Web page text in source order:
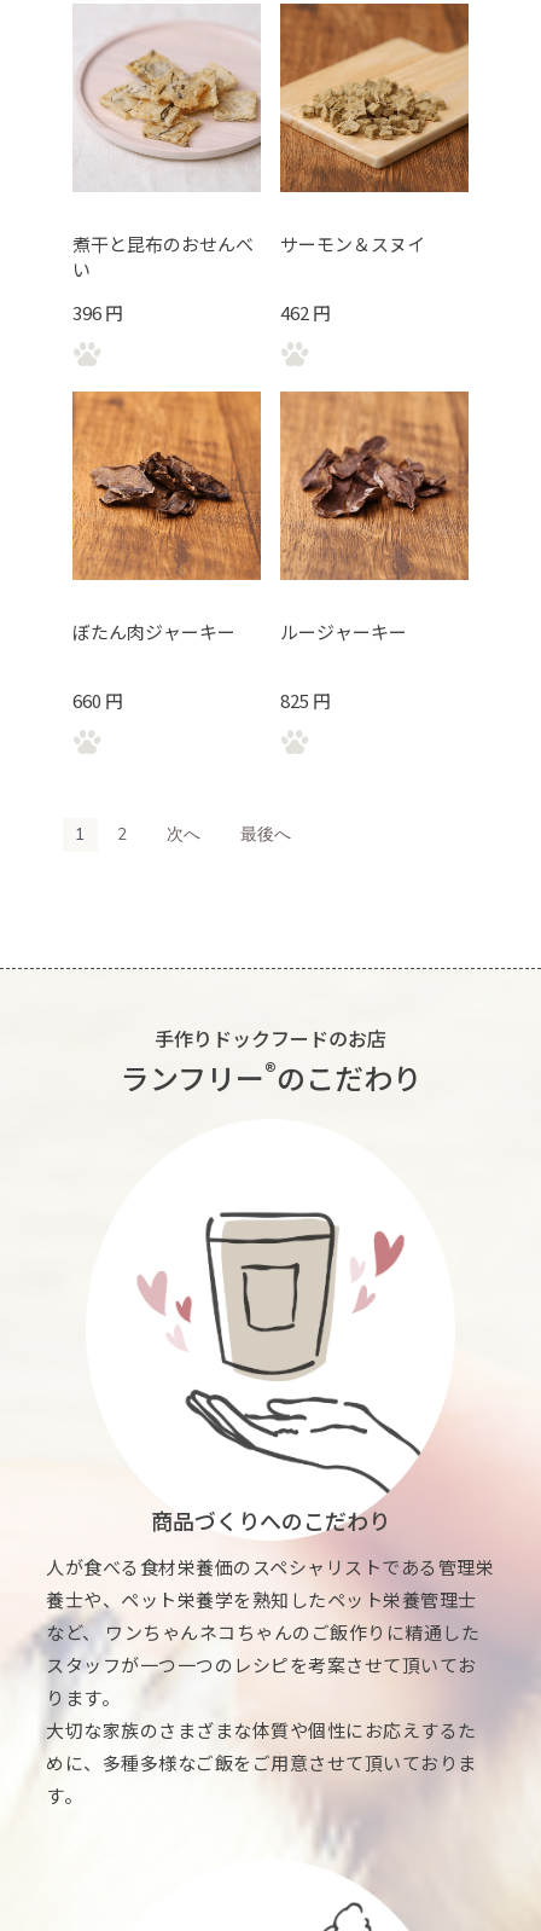
煮干と昆布のおせんべ
い
396 円
サーモン＆スヌイ
462 円
ぼたん肉ジャーキー
660 円
ルージャーキー
825 円
1 2 次へ 最後へ
手作りドックフードのお店
ランフリー®︎のこだわり
商品づくりへのこだわり
人が食べる食材栄養価のスペシャリストである管理栄
養士や、ペット栄養学を熟知したペット栄養管理士
など、 ワンちゃんネコちゃんのご飯作りに精通した
スタッフが一つ一つのレシピを考案させて頂いてお
ります。
大切な家族のさまざまな体質や個性にお応えするた
めに、多種多様なご飯をご用意させて頂いておりま
す。